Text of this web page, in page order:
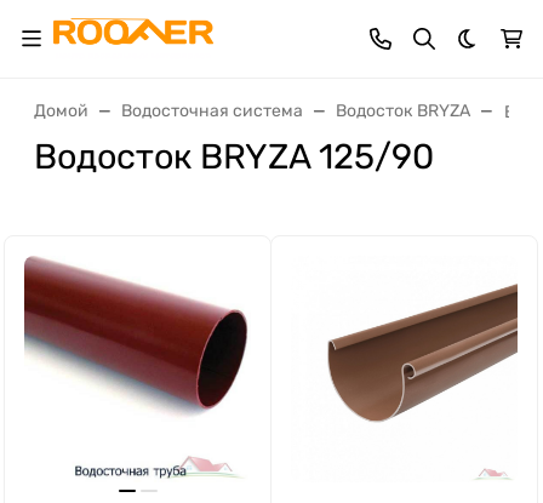
Темная
Домой Водосточная система Водосток BRYZA
Водосток BRYZA 125/90